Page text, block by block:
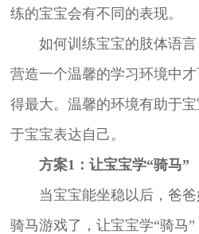
练的宝宝会有不同的表现。
如何训练宝宝的肢体语言
营造一个温馨的学习环境中
得最大。温馨的环境有助于
于宝宝表达自己。
方案1：让宝宝学“骑马”
当宝宝能坐稳以后，爸爸
骑马游戏了，让宝宝学“骑马